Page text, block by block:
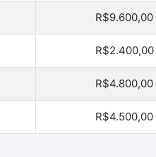
R$9.600,00
R$2.400,00
R$4.800,00
R$4.500,00